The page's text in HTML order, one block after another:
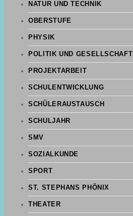
NATUR UND TECHNIK
OBERSTUFE
PHYSIK
POLITIK UND GESELLSCHAFT
PROJEKTARBEIT
SCHULENTWICKLUNG
SCHÜLERAUSTAUSCH
SCHULJAHR
SMV
SOZIALKUNDE
SPORT
ST. STEPHANS PHÖNIX
THEATER